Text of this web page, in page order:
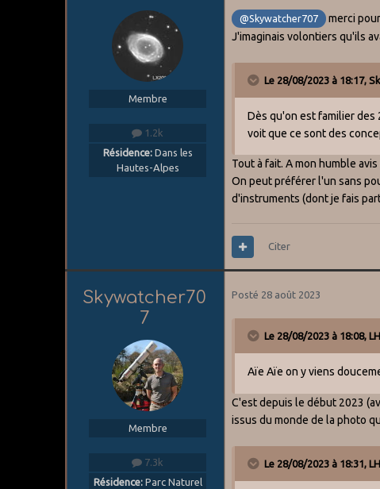
Membre
1.2k
Résidence:Dans les
Hautes-Alpes
@Skywatcher707 merci
J'imaginais volontiers qu'ils
Le 28/08/2023 à 18:17,
Dès qu'on est familier des
voit que ce sont des
Tout à fait. A mon humble
On peut préférer l'un sans
d'instruments (dont je fais
Citer
Skywatcher70
7
Membre
7.3k
Résidence:Parc Naturel
Posté 28 août 2023
Le 28/08/2023 à 18:08,
Aïe Aïe on y viens
C'est depuis le début 2023
issus du monde de la photo
Le 28/08/2023 à 18:31,